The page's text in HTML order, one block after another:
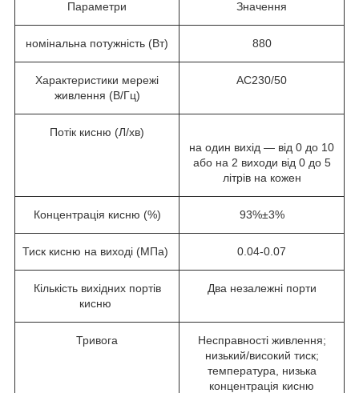
Параметри Значення
номінальна потужність (Вт) 880
Характеристики мережі
живлення (В/Гц)
AC230/50
Потік кисню (Л/хв)
на один вихід — від 0 до 10
або на 2 виходи від 0 до 5
літрів на кожен
Концентрація кисню (%) 93%±3%
Тиск кисню на виході (МПа) 0.04-0.07
Кількість вихідних портів
кисню
Два незалежні порти
Тривога
Несправності живлення;
низький/високий тиск;
температура, низька
концентрація кисню